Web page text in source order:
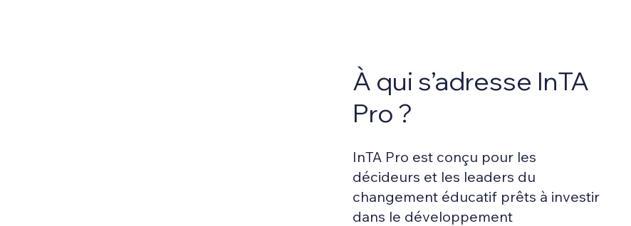
À qui s’adresse InTA
Pro ?
InTA Pro est conçu pour les
décideurs et les leaders du
changement éducatif prêts à investir
dans le développement